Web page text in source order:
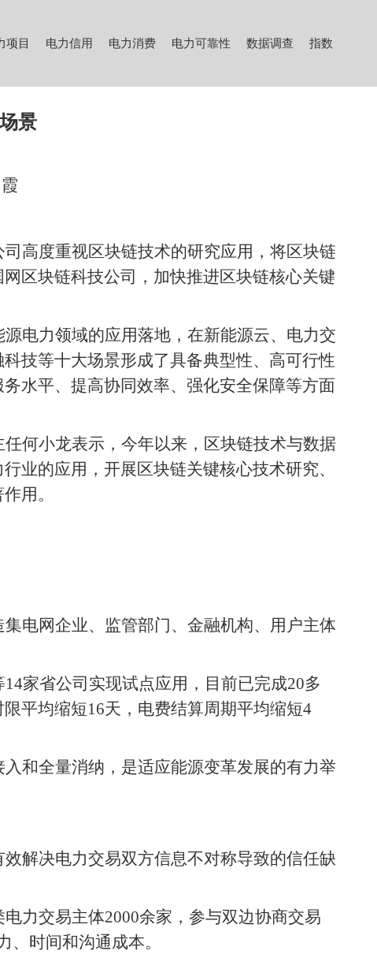
项目 电力信用 电力消费 电力可靠性 数据调查 指数
景
高度重视区块链技术的研究应用，将区块链
区块链科技公司，加快推进区块链核心关键
电力领域的应用落地，在新能源云、电力交
技等十大场景形成了具备典型性、高可行性
水平、提高协同效率、强化安全保障等方面
何小龙表示，今年以来，区块链技术与数据
业的应用，开展区块链关键核心技术研究、
用。
电网企业、监管部门、金融机构、用户主体
家省公司实现试点应用，目前已完成20多
平均缩短16天，电费结算周期平均缩短4
和全量消纳，是适应能源变革发展的有力举
解决电力交易双方信息不对称导致的信任缺
力交易主体2000余家，参与双边协商交易
时间和沟通成本。